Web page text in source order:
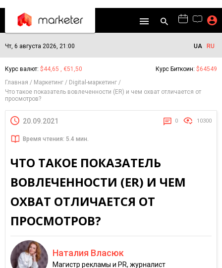
Чт, 6 августа 2026, 21:00 UA RU
Курс валют: $44,65 , €51,50 Курс Биткоин: $64549
Главная
Маркетинг
Digital-маркетинг
Что такое показатель вовлеченности (ER) и чем охват отличается от
просмотров?
20.09.2021 0 10300
Время чтения: 5.4 мин.
ЧТО ТАКОЕ ПОКАЗАТЕЛЬ
ВОВЛЕЧЕННОСТИ (ER) И ЧЕМ
ОХВАТ ОТЛИЧАЕТСЯ ОТ
ПРОСМОТРОВ?
Наталия Власюк
Магистр рекламы и PR, журналист